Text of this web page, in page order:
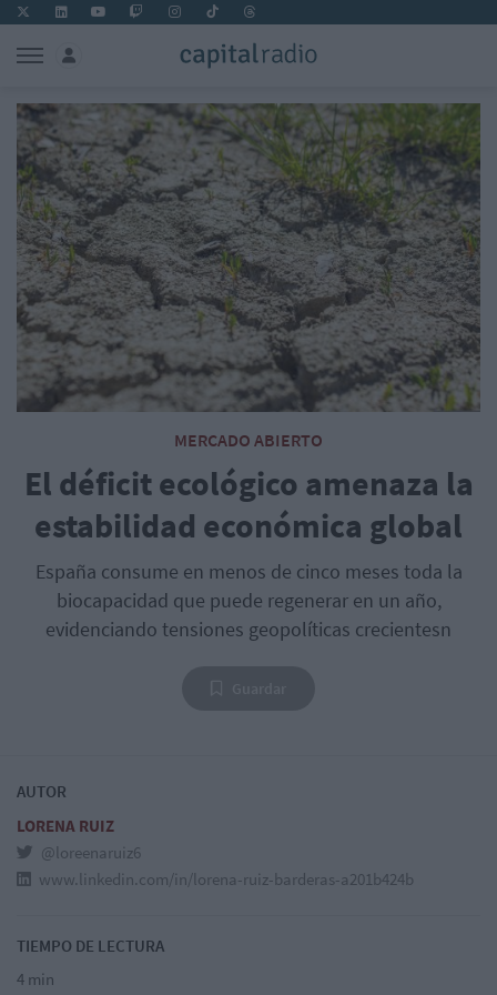
MERCADO ABIERTO
El déficit ecológico amenaza la
estabilidad económica global
España consume en menos de cinco meses toda la
biocapacidad que puede regenerar en un año,
evidenciando tensiones geopolíticas crecientesn
AUTOR
LORENA RUIZ
@loreenaruiz6
www.linkedin.com/in/lorena-ruiz-barderas-a201b424b
TIEMPO DE LECTURA
4 min